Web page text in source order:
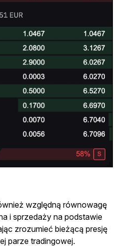
względną równowagę
i sprzedaży na podstawie
zrozumieć bieżącą presję
parze tradingowej.